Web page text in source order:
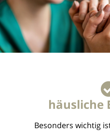
häusliche
Besonders wichtig